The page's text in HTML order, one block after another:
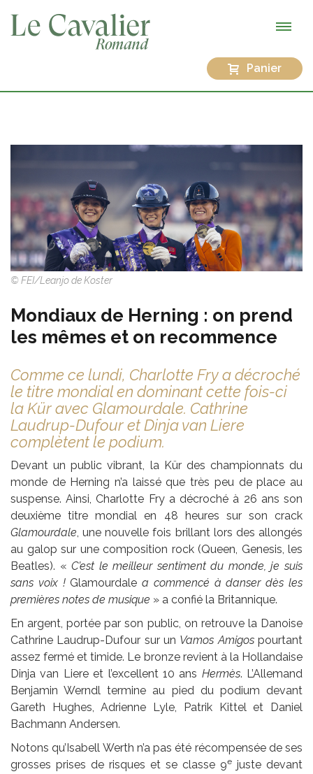
Panier
© FEI/Leanjo de Koster
Mondiaux de Herning : on prend
les mêmes et on recommence
Comme ce lundi, Charlotte Fry a décroché
le titre mondial en dominant cette fois-ci
la Kür avec Glamourdale. Cathrine
Laudrup-Dufour et Dinja van Liere
complètent le podium.
Devant un public vibrant, la Kür des championnats du
monde de Herning n’a laissé que très peu de place au
suspense. Ainsi, Charlotte Fry a décroché à 26 ans son
deuxième titre mondial en 48 heures sur son crack
Glamourdale, une nouvelle fois brillant lors des allongés
au galop sur une composition rock (Queen, Genesis, les
Beatles). «C’est le meilleur sentiment du monde, je suis
sans voix ! Glamourdale a commencé à danser dès les
premières notes de musique » a confié la Britannique.
En argent, portée par son public, on retrouve la Danoise
Cathrine Laudrup-Dufour sur un Vamos Amigospourtant
assez fermé et timide. Le bronze revient à la Hollandaise
Dinja van Liere et l’excellent 10 ans Hermès. L’Allemand
Benjamin Werndl termine au pied du podium devant
Gareth Hughes, Adrienne Lyle, Patrik Kittel et Daniel
Bachmann Andersen.
Notons qu’Isabell Werth n’a pas été récompensée de ses
grosses prises de risques et se classe 9e juste devant